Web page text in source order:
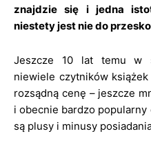
znajdzie się i jedna
niestety jest nie do
Jeszcze 10 lat temu w
niewiele czytników
rozsądną cenę – jeszcze
i obecnie bardzo
są plusy i minusy